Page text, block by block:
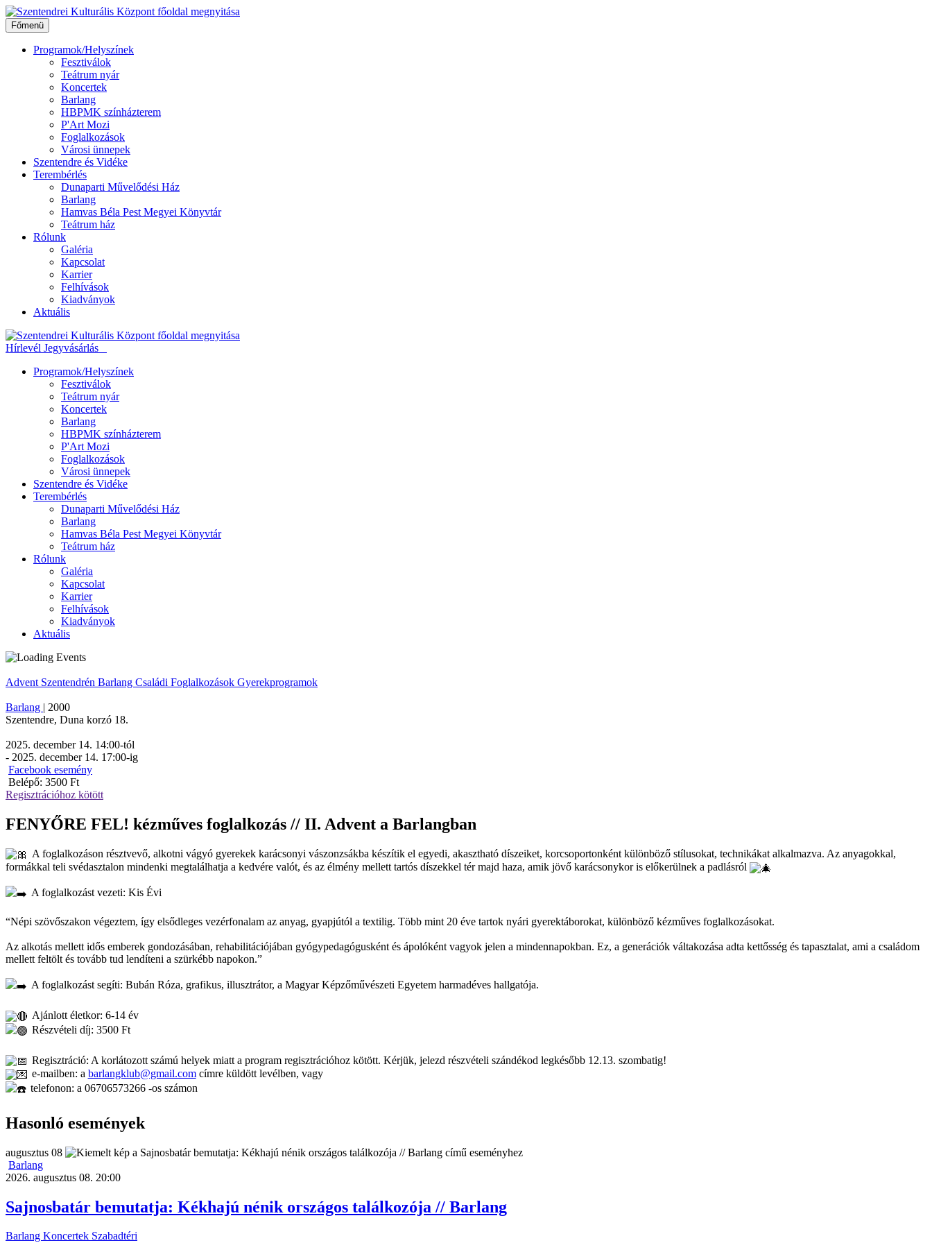
Ugrás
a
tartalomhoz
Főmenü
Programok/Helyszínek
Fesztiválok
Teátrum nyár
Koncertek
Barlang
HBPMK színházterem
P'Art Mozi
Foglalkozások
Városi ünnepek
Szentendre és Vidéke
Terembérlés
Dunaparti Művelődési Ház
Barlang
Hamvas Béla Pest Megyei Könyvtár
Teátrum ház
Rólunk
Galéria
Kapcsolat
Karrier
Felhívások
Kiadványok
Aktuális
Hírlevél Jegyvásárlás
Programok/Helyszínek
Fesztiválok
Teátrum nyár
Koncertek
Barlang
HBPMK színházterem
P'Art Mozi
Foglalkozások
Városi ünnepek
Szentendre és Vidéke
Terembérlés
Dunaparti Művelődési Ház
Barlang
Hamvas Béla Pest Megyei Könyvtár
Teátrum ház
Rólunk
Galéria
Kapcsolat
Karrier
Felhívások
Kiadványok
Aktuális
Advent Szentendrén Barlang Családi Foglalkozások Gyerekprogramok
Barlang | 2000
Szentendre, Duna korzó 18.
2025. december 14. 14:00-tól
- 2025. december 14. 17:00-ig
Facebook esemény
Belépő: 3500 Ft
Regisztrációhoz kötött
FENYŐRE FEL! kézműves foglalkozás // II. Advent a Barlangban
A foglalkozáson résztvevő, alkotni vágyó gyerekek karácsonyi vászonzsákba készítik el egyedi, akasztható díszeiket, korcsoportonként különböző stílusokat, technikákat alkalmazva. Az anyagokkal,
formákkal teli svédasztalon mindenki megtalálhatja a kedvére valót, és az élmény mellett tartós díszekkel tér majd haza, amik jövő karácsonykor is előkerülnek a padlásról
A foglalkozást vezeti: Kis Évi
“Népi szövőszakon végeztem, így elsődleges vezérfonalam az anyag, gyapjútól a textilig. Több mint 20 éve tartok nyári gyerektáborokat, különböző kézműves foglalkozásokat.
Az alkotás mellett idős emberek gondozásában, rehabilitációjában gyógypedagógusként és ápolóként vagyok jelen a mindennapokban. Ez, a generációk váltakozása adta kettősség és tapasztalat, ami a családom
mellett feltölt és tovább tud lendíteni a szürkébb napokon.”
A foglalkozást segíti: Bubán Róza, grafikus, illusztrátor, a Magyar Képzőművészeti Egyetem harmadéves hallgatója.
Ajánlott életkor: 6-14 év
Részvételi díj: 3500 Ft
Regisztráció: A korlátozott számú helyek miatt a program regisztrációhoz kötött. Kérjük, jelezd részvételi szándékod legkésőbb 12.13. szombatig!
e-mailben: a barlangklub@gmail.comcímre küldött levélben, vagy
telefonon: a 06706573266 -os számon
Hasonló események
augusztus 08
Barlang
2026. augusztus 08. 20:00
Sajnosbatár bemutatja: Kékhajú nénik országos találkozója // Barlang
Barlang Koncertek Szabadtéri